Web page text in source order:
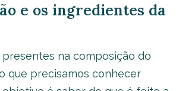
e os ingredientes da
na composição do
que precisamos conhecer